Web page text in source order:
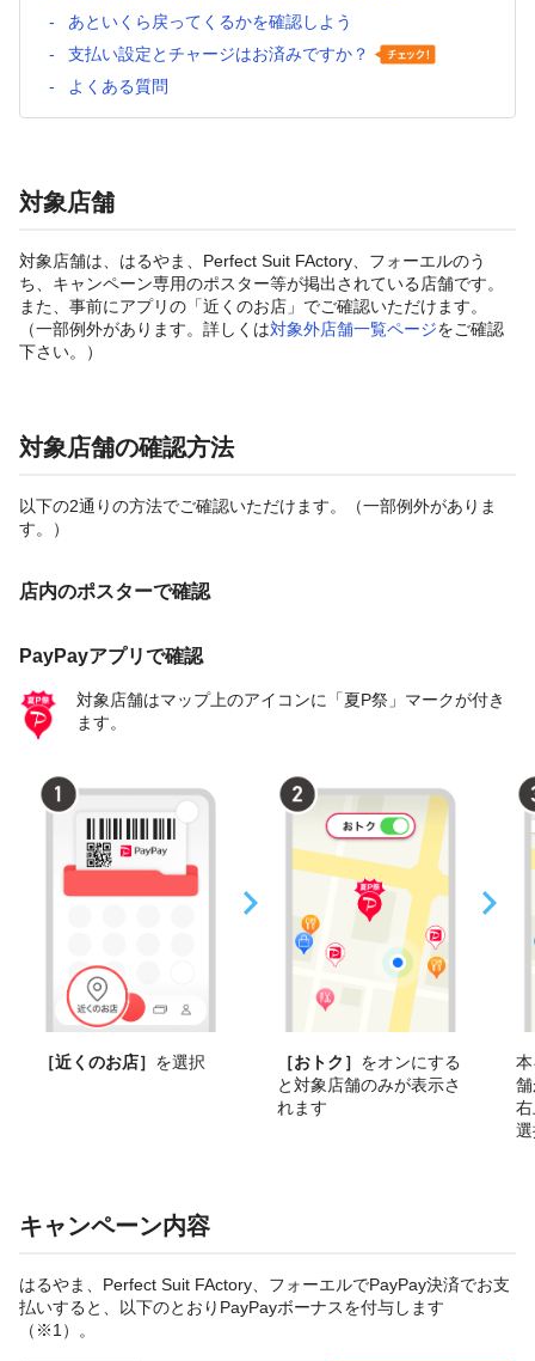
あといくら戻ってくるかを確認しよう
支払い設定とチャージはお済みですか？
よくある質問
対象店舗
対象店舗は、はるやま、Perfect Suit FActory、フォーエルのう
ち、キャンペーン専用のポスター等が掲出されている店舗です。
また、事前にアプリの「近くのお店」でご確認いただけます。
（一部例外があります。詳しくは対象外店舗一覧ページをご確認
下さい。）
対象店舗の確認方法
以下の2通りの方法でご確認いただけます。（一部例外がありま
す。）
店内のポスターで確認
PayPayアプリで確認
対象店舗はマップ上のアイコンに「夏P祭」マークが付き
ます。
［近くのお店］ を選択 ［おトク］ をオンにする
と対象店舗のみが表示さ
れます
キャンペーン内容
はるやま、Perfect Suit FActory、フォーエルでPayPay決済でお支
払いすると、以下のとおりPayPayボーナスを付与します
（※1）。